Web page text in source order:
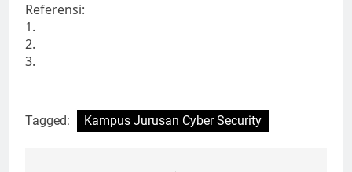
Referensi:
1.
2.
3.
Tagged: Kampus Jurusan Cyber Security